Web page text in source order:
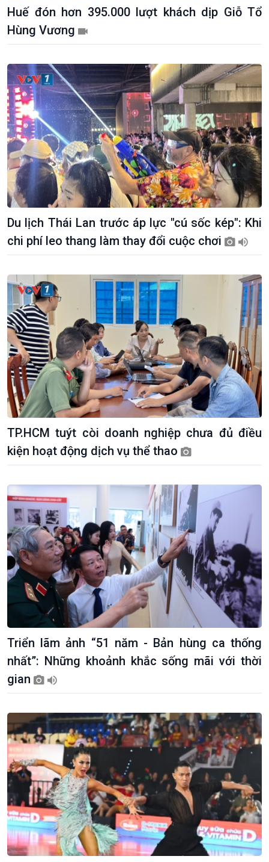
Chính trị
Tin Chính trị
Quốc hội với cử tri
Xây dựng đảng
Đảng trong cuộc sống
Nhận diện sự thật
Pháp luật và đời sống
Thế giới
Hồ sơ sự kiện quốc tế
Thế giới & Việt Nam
Biên cương - Một dải vững
bền
Huế đón hơn 395.000 lượt khách dịp Giỗ Tổ
Hùng Vương
Du lịch Thái Lan trước áp lực "cú sốc kép": Khi
chi phí leo thang làm thay đổi cuộc chơi
TP.HCM tuýt còi doanh nghiệp chưa đủ điều
kiện hoạt động dịch vụ thể thao
Triển lãm ảnh “51 năm - Bản hùng ca thống
nhất”: Những khoảnh khắc sống mãi với thời
gian